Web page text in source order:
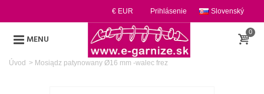
Slovenský
Prihlásenie
€ EUR
MENU
0
Úvod > Mosiądz patynowany Ø16 mm -walec frez